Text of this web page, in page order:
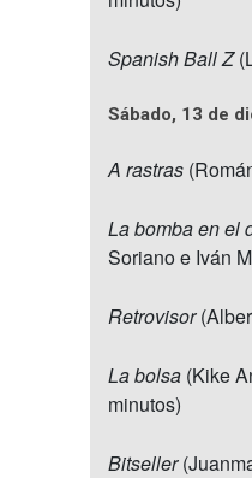
Spanish Ball Z
Sábado, 13 de
A rastras
La bomba en el
Soriano e Iván
Retrovisor
La bolsa (Kike
minutos)
Bitseller